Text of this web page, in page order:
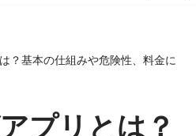
？基本の仕組みや危険性、料金に
プリとは？